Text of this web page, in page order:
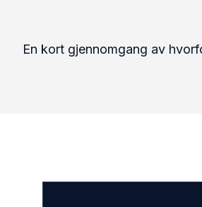
En kort gjennomgang av